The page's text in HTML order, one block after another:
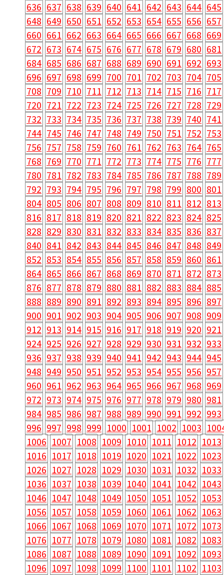
636 637 638 639 640 641 642 643 644 645
648 649 650 651 652 653 654 655 656 657
660 661 662 663 664 665 666 667 668 669
672 673 674 675 676 677 678 679 680 681
684 685 686 687 688 689 690 691 692 693
696 697 698 699 700 701 702 703 704 705
708 709 710 711 712 713 714 715 716 717
720 721 722 723 724 725 726 727 728 729
732 733 734 735 736 737 738 739 740 741
744 745 746 747 748 749 750 751 752 753
756 757 758 759 760 761 762 763 764 765
768 769 770 771 772 773 774 775 776 777
780 781 782 783 784 785 786 787 788 789
792 793 794 795 796 797 798 799 800 801
804 805 806 807 808 809 810 811 812 813
816 817 818 819 820 821 822 823 824 825
828 829 830 831 832 833 834 835 836 837
840 841 842 843 844 845 846 847 848 849
852 853 854 855 856 857 858 859 860 861
864 865 866 867 868 869 870 871 872 873
876 877 878 879 880 881 882 883 884 885
888 889 890 891 892 893 894 895 896 897
900 901 902 903 904 905 906 907 908 909
912 913 914 915 916 917 918 919 920 921
924 925 926 927 928 929 930 931 932 933
936 937 938 939 940 941 942 943 944 945
948 949 950 951 952 953 954 955 956 957
960 961 962 963 964 965 966 967 968 969
972 973 974 975 976 977 978 979 980 981
984 985 986 987 988 989 990 991 992 993
996 997 998 999 1000 1001 1002 1003
1006 1007 1008 1009 1010 1011 1012 1013
1016 1017 1018 1019 1020 1021 1022 1023
1026 1027 1028 1029 1030 1031 1032 1033
1036 1037 1038 1039 1040 1041 1042 1043
1046 1047 1048 1049 1050 1051 1052 1053
1056 1057 1058 1059 1060 1061 1062 1063
1066 1067 1068 1069 1070 1071 1072 1073
1076 1077 1078 1079 1080 1081 1082 1083
1086 1087 1088 1089 1090 1091 1092 1093
1096 1097 1098 1099 1100 1101 1102 1103